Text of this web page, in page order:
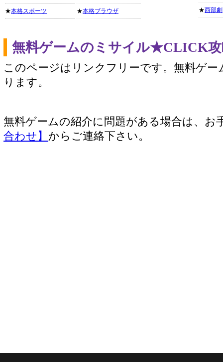
★本格スポーツ ★本格ブラウザ ★西部劇
無料ゲームのミサイル★CLICK
このページはリンクフリーです。無料ゲー
ります。
無料ゲームの紹介に問題がある場合は、お
合わせ】 からご連絡下さい。